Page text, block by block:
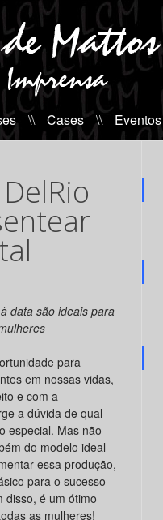
\\ Cases \\ Eventos
data são ideais para
para
em nossas vidas,
e com a
a dúvida de qual
especial. Mas não
do modelo ideal
essa produção,
para o sucesso
disso, é um ótimo
as mulheres!